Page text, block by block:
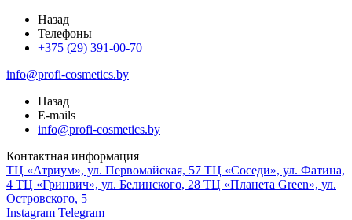
Назад
Телефоны
+375 (29) 391-00-70
info@profi-cosmetics.by
Назад
E-mails
info@profi-cosmetics.by
Контактная информация
ТЦ «Атриум», ул. Первомайская, 57 ТЦ «Соседи», ул. Фатина,
4 ТЦ «Гринвич», ул. Белинского, 28 ТЦ «Планета Green», ул.
Островского, 5
Instagram Telegram